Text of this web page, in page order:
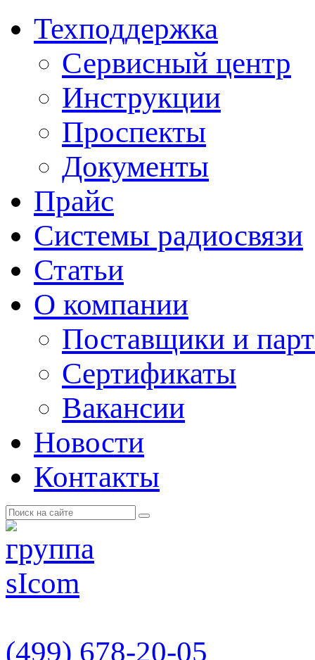
Техподдержка
Сервисный центр
Инструкции
Проспекты
Документы
Прайс
Системы радиосвязи
Статьи
О компании
Поставщики и
Cертификаты
Вакансии
Новости
Контакты
(499) 678-20-05